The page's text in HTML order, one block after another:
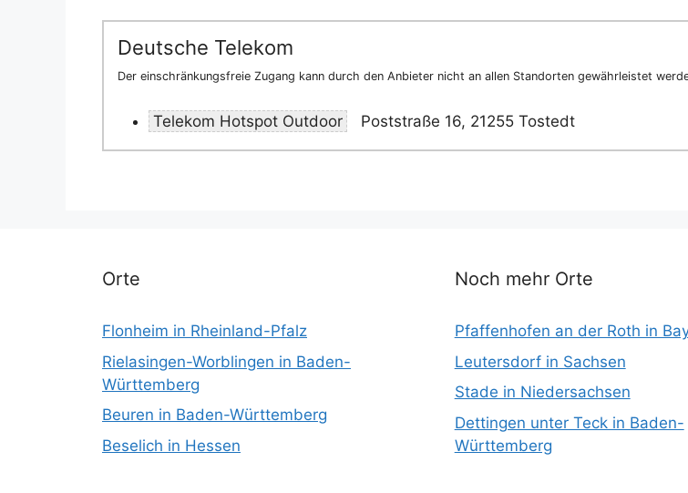
Deutsche Telekom
Der einschränkungsfreie Zugang kann durch den Anbieter nicht an allen Standorten gewährleistet
Telekom Hotspot Outdoor Poststraße 16, 21255 Tostedt
Orte
Flonheim in Rheinland-Pfalz
Rielasingen-Worblingen in Baden-
Württemberg
Beuren in Baden-Württemberg
Beselich in Hessen
Noch mehr Orte
Pfaffenhofen an der Roth in
Leutersdorf in Sachsen
Stade in Niedersachsen
Dettingen unter Teck in Baden-
Württemberg